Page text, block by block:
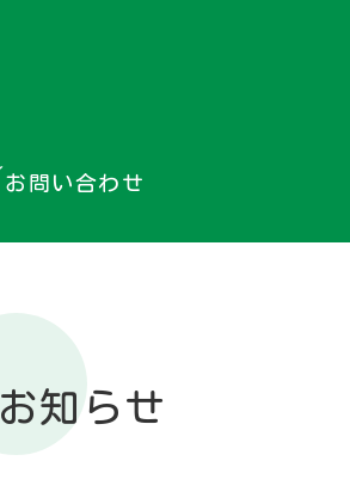
お問い合わせ
お知らせ